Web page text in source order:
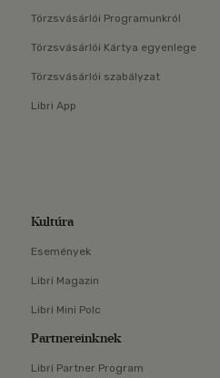
Törzsvásárlói Programunkról
Törzsvásárlói Kártya egyenlege
Törzsvásárlói szabályzat
Libri App
Kultúra
Események
Libri Magazin
Libri Mini Polc
Partnereinknek
Libri Partner Program